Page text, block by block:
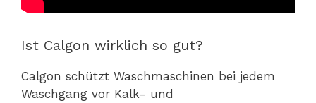
Ist Calgon wirklich so gut?
Calgon schützt Waschmaschinen bei jedem
Waschgang vor Kalk- und